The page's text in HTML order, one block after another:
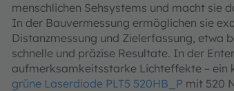
menschlichen Sehsystems und macht sie
In der Bauvermessung ermöglichen sie
Distanzmessung und Zielerfassung, etwa
schnelle und präzise Resultate. In der
aufmerksamkeitsstarke Lichteffekte – ein
grüne Laserdiode PLT5 520HB_P mit 520